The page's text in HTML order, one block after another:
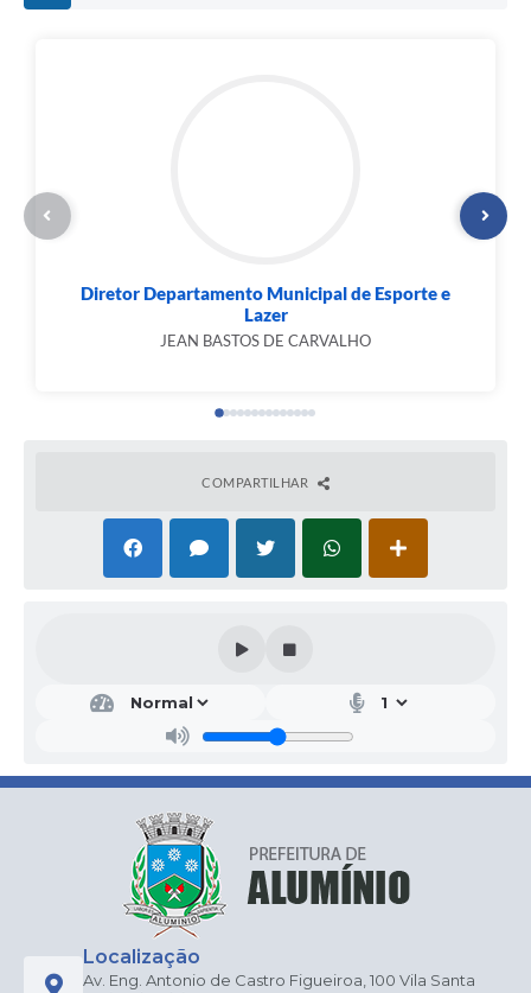
Diretor Departamento Municipal de Esporte e
Lazer
JEAN BASTOS DE CARVALHO
COMPARTILHAR
Localização
Av. Eng. Antonio de Castro Figueiroa, 100 Vila Santa